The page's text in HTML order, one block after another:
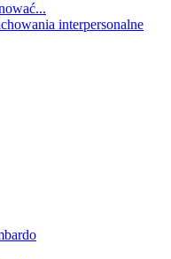
interpersonalne